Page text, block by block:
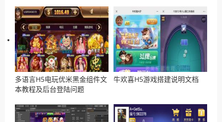
多语言H5电玩优米黑金组件文
本教程及后台登陆问题
牛欢喜H5游戏搭建说明文档